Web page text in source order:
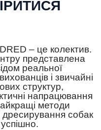
– це колектив.
представлена
реальної
і звичайні
структур,
напрацювання
методи
собак